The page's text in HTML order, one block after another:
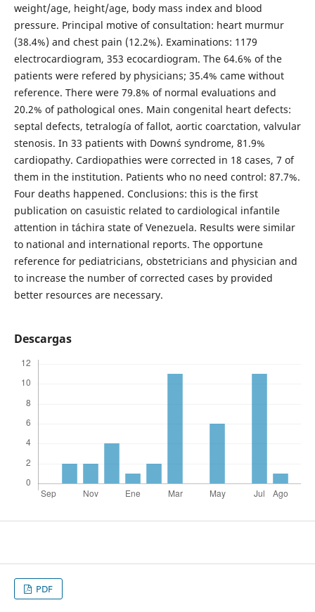
weight/age, height/age, body mass index and blood
pressure. Principal motive of consultation: heart murmur
(38.4%) and chest pain (12.2%). Examinations: 1179
electrocardiogram, 353 ecocardiogram. The 64.6% of the
patients were refered by physicians; 35.4% came without
reference. There were 79.8% of normal evaluations and
20.2% of pathological ones. Main congenital heart defects:
septal defects, tetralogía of fallot, aortic coarctation, valvular
stenosis. In 33 patients with Down´s syndrome, 81.9%
cardiopathy. Cardiopathies were corrected in 18 cases, 7 of
them in the institution. Patients who no need control: 87.7%.
Four deaths happened. Conclusions: this is the first
publication on casuistic related to cardiological infantile
attention in táchira state of Venezuela. Results were similar
to national and international reports. The opportune
reference for pediatricians, obstetricians and physician and
to increase the number of corrected cases by provided
better resources are necessary.
Descargas
PDF